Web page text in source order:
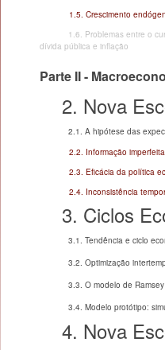
1.5. Crescimento
1.6. Problemas entre o curto
dívida pública e inflação
Parte II -
2. Nova
2.1. A hipótese das
2.2. Informação
2.3. Eficácia da política
2.4. Inconsistência
3. Ciclos
3.1. Tendência e ciclo
3.2. Optimização
3.3. O modelo de Ramsey
3.4. Modelo protótipo:
4. Nova